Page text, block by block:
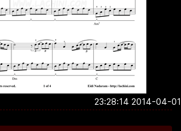
2014-04-01